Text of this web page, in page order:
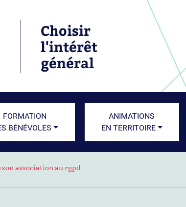
Choisir
l'intérêt
général
FORMATION
BÉNÉVOLES
ANIMATIONS
EN TERRITOIRE
association au rgpd